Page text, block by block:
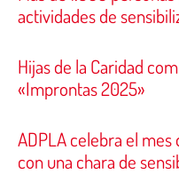
actividades de
Hijas de la Caridad
«Improntas 2025»
ADPLA celebra el
con una chara de